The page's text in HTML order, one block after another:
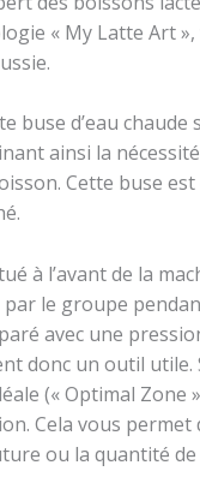
« My Latte Art
buse d’eau
ainsi la
Cette buse
à l’avant de la
le groupe
avec une
donc un outil
(« Optimal
Cela vous
ou la quantité